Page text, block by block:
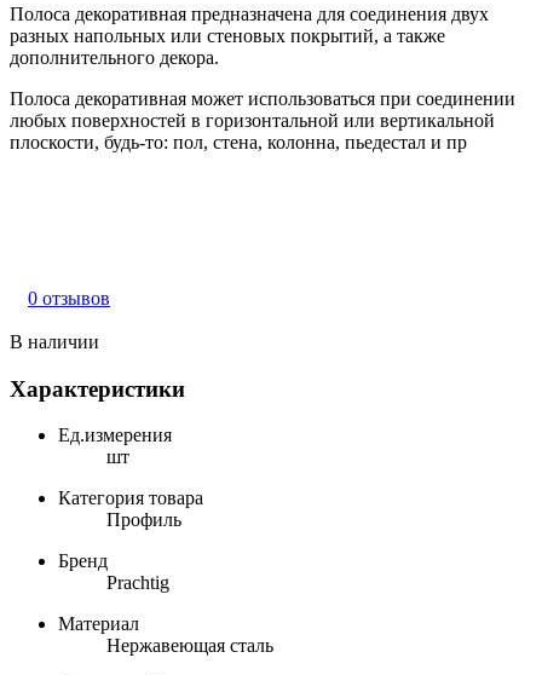
Полоса декоративная предназначена для соединения двух
разных напольных или стеновых покрытий, а также
дополнительного декора.
Полоса декоративная может использоваться при соединении
любых поверхностей в горизонтальной или вертикальной
плоскости, будь-то: пол, стена, колонна, пьедестал и пр
0 отзывов
В наличии
Характеристики
Ед.измерения
шт
Категория товара
Профиль
Бренд
Prachtig
Материал
Нержавеющая сталь